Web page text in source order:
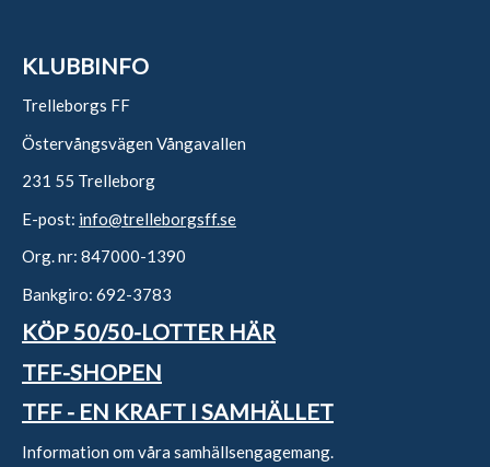
KLUBBINFO
Trelleborgs FF
Östervångsvägen Vångavallen
231 55 Trelleborg
E-post: info@trelleborgsff.se
Org. nr: 847000-1390
Bankgiro: 692-3783
KÖP 50/50-LOTTER HÄR
TFF-SHOPEN
TFF - EN KRAFT I SAMHÄLLET
Information om våra samhällsengagemang.